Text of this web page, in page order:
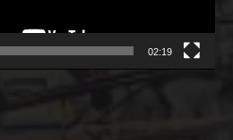
02:19